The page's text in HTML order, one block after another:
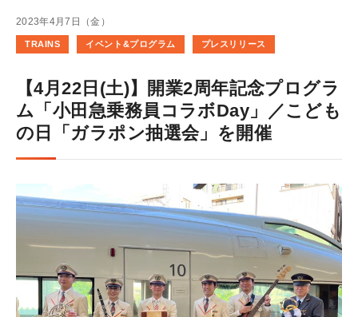
2023年4月7日（金）
TRAINS イベント&プログラム プレスリリース
【4月22日(土)】開業2周年記念プログラ
ム「小田急乗務員コラボDay」／こども
の日「ガラポン抽選会」を開催